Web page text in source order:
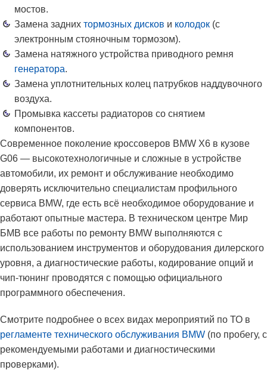
мостов.
Замена задних тормозных дисков и колодок (с
электронным стояночным тормозом).
Замена натяжного устройства приводного ремня
генератора.
Замена уплотнительных колец патрубков наддувочного
воздуха.
Промывка кассеты радиаторов со снятием
компонентов.
Современное поколение кроссоверов BMW X6 в кузове
G06 — высокотехнологичные и сложные в устройстве
автомобили, их ремонт и обслуживание необходимо
доверять исключительно специалистам профильного
сервиса BMW, где есть всё необходимое оборудование и
работают опытные мастера. В техническом центре Мир
БМВ все работы по ремонту BMW выполняются с
использованием инструментов и оборудования дилерского
уровня, а диагностические работы, кодирование опций и
чип-тюнинг проводятся с помощью официального
программного обеспечения.
Смотрите подробнее о всех видах мероприятий по ТО в
регламенте технического обслуживания BMW (по пробегу, с
рекомендуемыми работами и диагностическими
проверками).